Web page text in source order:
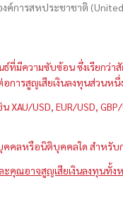
การสหประชาชาติ
ที่มีความซับซ้อน ซึ่งเรียกว่
การสูญเสียเงินลงทุนส่วนห
USD, EUR/USD,
คคลหรือนิติบุคคลใด สำหรั
ะคุณอาจสูญเสียเงินลงทุนทั้